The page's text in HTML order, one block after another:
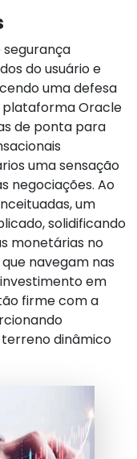
do usuário e
uma defesa
plataforma Oracle
de ponta para
uma sensação
negociações. Ao
um
solidificando
monetárias no
navegam nas
em
firme com a
dinâmico